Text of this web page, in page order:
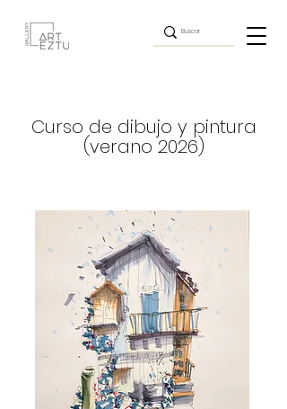
Curso de dibujo y pintura
(verano 2026)